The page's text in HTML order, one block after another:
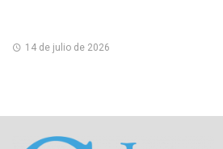
14 de julio de 2026